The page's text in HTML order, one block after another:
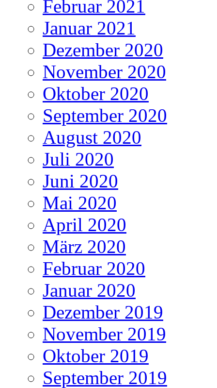
Februar 2021
Januar 2021
Dezember 2020
November 2020
Oktober 2020
September 2020
August 2020
Juli 2020
Juni 2020
Mai 2020
April 2020
März 2020
Februar 2020
Januar 2020
Dezember 2019
November 2019
Oktober 2019
September 2019